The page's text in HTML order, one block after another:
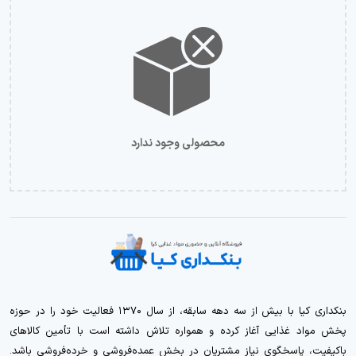
محصولی وجود ندارد
بنکداری کیا با بیش از سه دهه سابقه، از سال ۱۳۷۰ فعالیت خود را در حوزه
پخش مواد غذایی آغاز کرده و همواره تلاش داشته است با تأمین کالاهای
باکیفیت، پاسخگوی نیاز مشتریان در بخش عمده‌فروشی و خرده‌فروشی باشد.